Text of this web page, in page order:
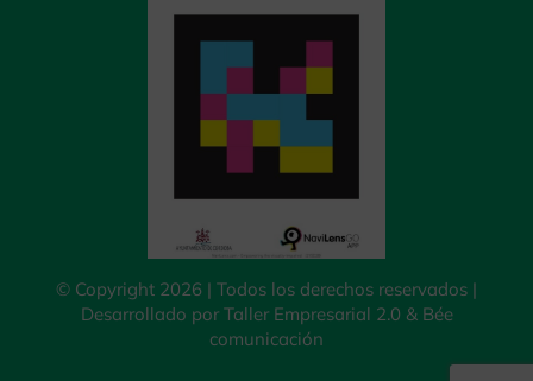
© Copyright 2026 | Todos los derechos reservados |
Desarrollado por Taller Empresarial 2.0 & Bée
comunicación